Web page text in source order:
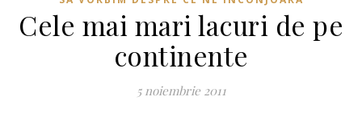
Cele mai mari lacuri de pe
continente
5 noiembrie 2011